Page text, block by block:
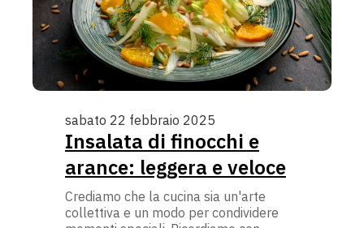
sabato 22 febbraio 2025
Insalata di finocchi e
arance: leggera e veloce
Crediamo che la cucina sia un'arte
collettiva e un modo per condividere